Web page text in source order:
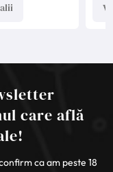
care află
ca am peste 18